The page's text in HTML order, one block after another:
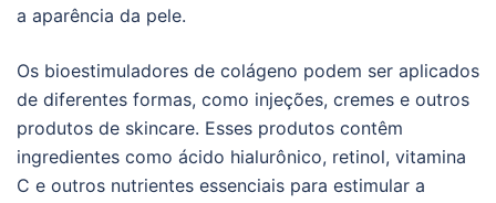
a aparência da pele.
Os bioestimuladores de colágeno podem ser aplicados
de diferentes formas, como injeções, cremes e outros
produtos de skincare. Esses produtos contêm
ingredientes como ácido hialurônico, retinol, vitamina
C e outros nutrientes essenciais para estimular a